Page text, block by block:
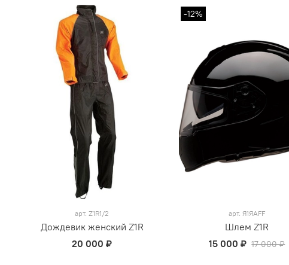
арт.Z1R1/2
Дождевик женский Z1R
20 000 ₽
-12%
арт.Я1ЯАFF
Шлем Z1R
15 000 ₽ 17 000 ₽